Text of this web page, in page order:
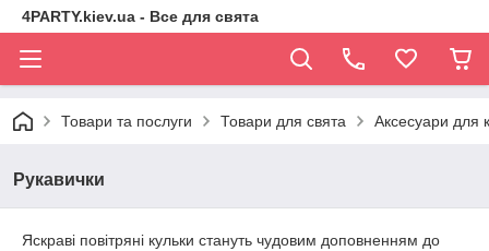
4PARTY.kiev.ua - Все для свята
Товари та послуги Товари для свята Аксесуари для
Рукавички
Яскраві повітряні кульки стануть чудовим доповненням до